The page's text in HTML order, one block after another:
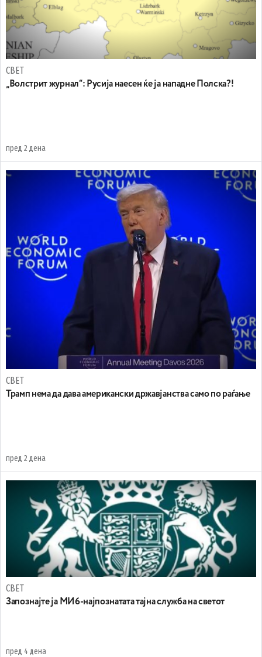
СВЕТ
„Волстрит журнал“: Русија наесен ќе ја нападне Полска?!
пред 2 дена
СВЕТ
Трамп нема да дава американски државјанства само по раѓање
пред 2 дена
СВЕТ
Запознајте ја МИ6-најпознатата тајна служба на светот
пред 4 дена